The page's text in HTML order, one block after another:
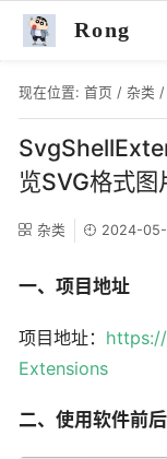
Rong
现在位置: 首页 / 杂类 /
览SVG格式图
杂类 2024-
一、项目地址
项目地址：
Extensions
二、使用软件前